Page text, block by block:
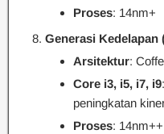
Proses: 14nm+
Generasi Kedelapan
Arsitektur:
Core i3, i5, i7, i9
peningkatan
Proses: 14nm++